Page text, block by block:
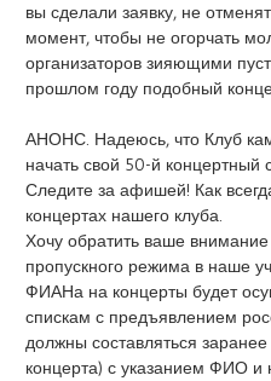
вы сделали заявку, не
момент, чтобы не огорчать
организаторов зияющими
прошлом году подобный
АНОНС. Надеюсь, что Клуб
начать свой 50-й концертный
Следите за афишей! Как
концертах нашего клуба.
Хочу обратить ваше
пропускного режима в наше
ФИАНа на концерты будет
спискам с предъявлением
должны составляться
концерта) с указанием ФИО и